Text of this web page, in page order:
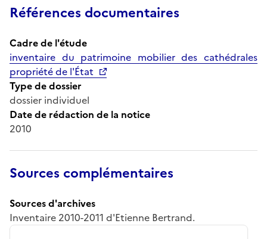
Références documentaires
Cadre de l'étude
inventaire du patrimoine mobilier des cathédrales
propriété de l'État
Type de dossier
dossier individuel
Date de rédaction de la notice
2010
Sources complémentaires
Sources d'archives
Inventaire 2010-2011 d'Etienne Bertrand.